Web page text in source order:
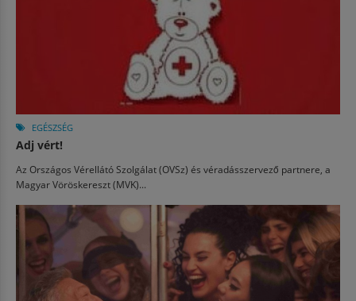
EGÉSZSÉG
Adj vért!
Az Országos Vérellátó Szolgálat (OVSz) és véradásszervező partnere, a
Magyar Vöröskereszt (MVK)...